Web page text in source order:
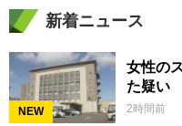
新着ニュース
NEW
女性の
た疑い
2時間前